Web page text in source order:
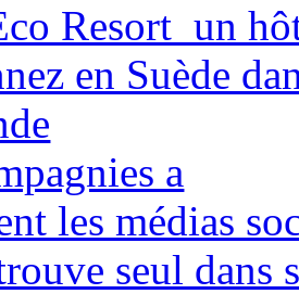
Resort un
en Suède
a
les médias
seul dans